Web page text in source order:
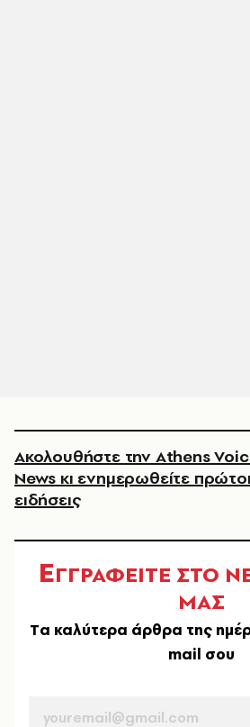
Ακολουθήστε την Athens
News κι ενημερωθείτε
ειδήσεις
ΕΓΓΡΑΦΕΙΤΕ ΣΤΟ
ΜΑΣ
Tα καλύτερα άρθρα της
mail σου